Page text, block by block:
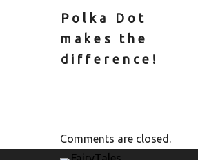
Polka Dot
makes the
difference!
Comments are closed.